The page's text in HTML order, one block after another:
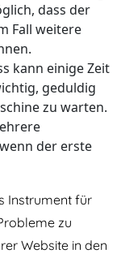
dass der
Fall weitere
kann einige Zeit
geduldig
zu warten.
der erste
Instrument für
zu
Website in den